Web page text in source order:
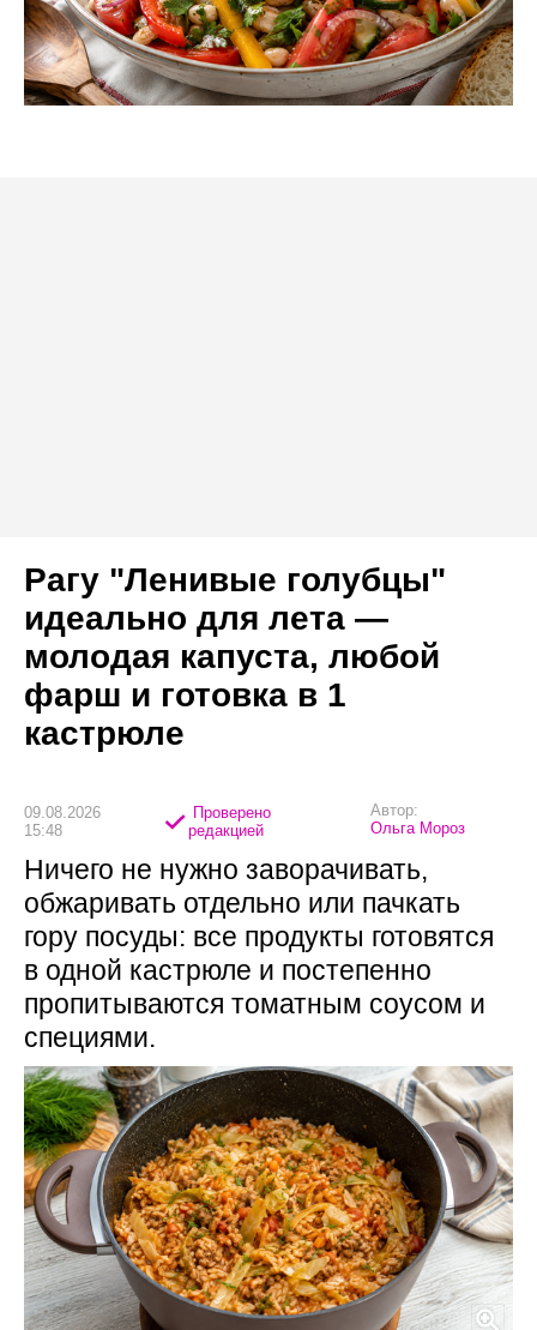
Рагу "Ленивые голубцы"
идеально для лета —
молодая капуста, любой
фарш и готовка в 1
кастрюле
09.08.2026
15:48
Проверено
редакцией
Автор:
Ольга Мороз
Ничего не нужно заворачивать,
обжаривать отдельно или пачкать
гору посуды: все продукты готовятся
в одной кастрюле и постепенно
пропитываются томатным соусом и
специями.